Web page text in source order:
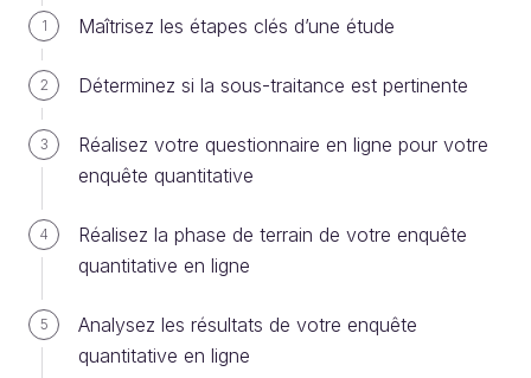
1 Maîtrisez les étapes clés d’une étude
2 Déterminez si la sous-traitance est pertinente
3
Réalisez votre questionnaire en ligne pour votre
enquête quantitative
4
Réalisez la phase de terrain de votre enquête
quantitative en ligne
5
Analysez les résultats de votre enquête
quantitative en ligne
quatre publics typiques d’une présentation de
résultats d’étude.
Identifiez vos interlocuteurs
Les décideurs externes à votre entreprise
Premier public : les
entreprise. Par exemple, si vous travaillez dans
une start-up : des investisseurs potentiels.
La particularité de ce public est qu’il ne connaît pas
forcément votre marché ni le marketing. Cependant,